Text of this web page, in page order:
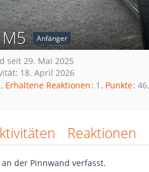
Anfänger
seit 29. Mai 2025
18. April 2026
Erhaltene Reaktionen 1 Punkte 46
Reaktionen
der Pinnwand verfasst.